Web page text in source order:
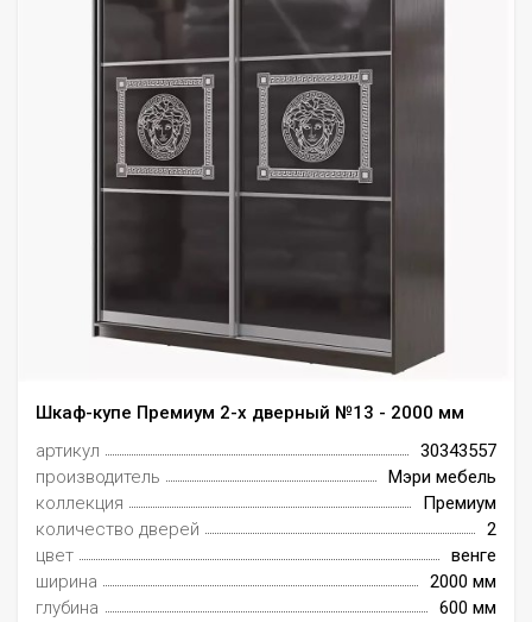
Шкаф-купе Премиум 2-х дверный №13 - 2000 мм
артикул
30343557
производитель
Мэри мебель
коллекция
Премиум
количество дверей
2
цвет
венге
ширина
2000 мм
глубина
600 мм